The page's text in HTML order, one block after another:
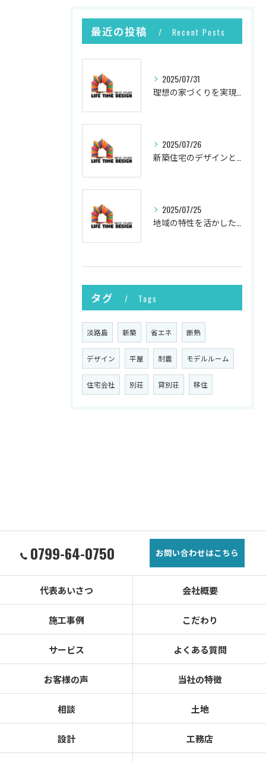
最近の投稿 Recent Posts
2025/07/31
2025/07/26
2025/07/25
タグ Tags
淡路島 新築 省エネ 断熱
デザイン 平屋 耐震 モデルルーム
住宅会社 別荘 貸別荘 移住
0799-64-0750 お問い合わせはこちら
代表あいさつ 会社概要
施工事例 こだわり
サービス よくある質問
お客様の声 当社の特徴
相談 土地
設計 工務店